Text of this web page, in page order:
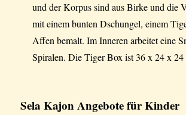
und der Korpus sind aus Birke und die
mit einem bunten Dschungel, einem
Affen bemalt. Im Inneren arbeitet eine
Spiralen. Die Tiger Box ist 36 x 24 x 24
Sela Kajon Angebote für Kinder